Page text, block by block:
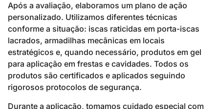
Após a avaliação, elaboramos um plano de ação
personalizado. Utilizamos diferentes técnicas
conforme a situação: iscas raticidas em porta-iscas
lacrados, armadilhas mecânicas em locais
estratégicos e, quando necessário, produtos em gel
para aplicação em frestas e cavidades. Todos os
produtos são certificados e aplicados seguindo
rigorosos protocolos de segurança.
Durante a aplicação, tomamos cuidado especial com